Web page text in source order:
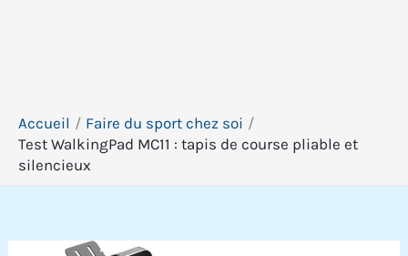
Accueil
Faire du sport chez soi
Test WalkingPad MC11 : tapis de course pliable et
silencieux